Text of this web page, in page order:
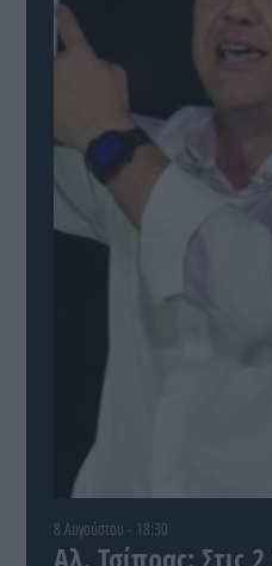
8 Αυγούστου - 18:30
Αλ. Τσίπρας: Στις